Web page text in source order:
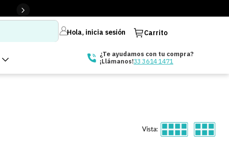
Hola, inicia sesión Carrito
¿Te ayudamos con tu compra?
¡Llámanos!33 3614 1471
Vista: